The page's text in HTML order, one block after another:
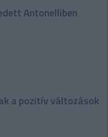
Antonelliben
a pozitív változások